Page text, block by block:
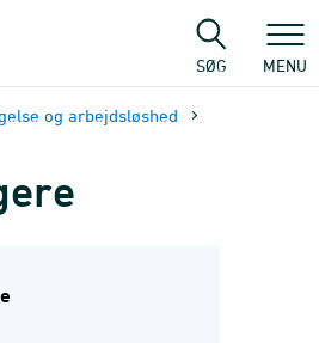
SØG MENU
og arbejdsløshed